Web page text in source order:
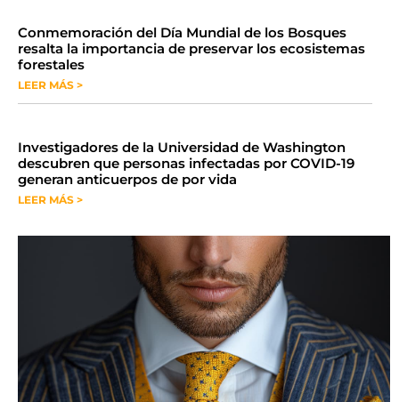
Conmemoración del Día Mundial de los Bosques
resalta la importancia de preservar los ecosistemas
forestales
LEER MÁS >
Investigadores de la Universidad de Washington
descubren que personas infectadas por COVID-19
generan anticuerpos de por vida
LEER MÁS >